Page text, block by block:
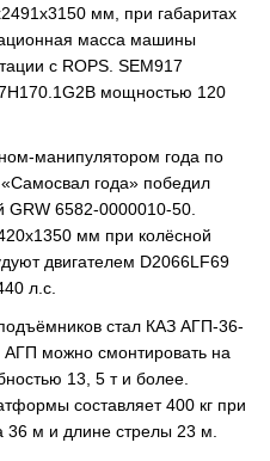
мм, при габаритах
масса машины
с ROPS. SEM917
мощностью 120
манипулятором года по
года» победил
GRW 6582-0000010-50.
мм при колёсной
двигателем D2066LF69
л.с.
стал КАЗ АГП-36-
АГП можно смонтировать на
13, 5 т и более.
составляет 400 кг при
м и длине стрелы 23 м.